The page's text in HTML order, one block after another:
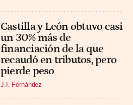
Castilla y León obtuvo casi
un 30% más de
financiación de la que
recaudó en tributos, pero
pierde peso
J.I. Fernández